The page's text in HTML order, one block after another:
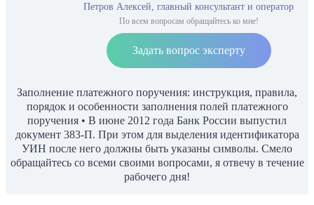
Петров Алексей, главный консультант и оператор
По всем вопросам обращайтесь ко мне!
Задать вопрос эксперту
Заполнение платежного поручения: инструкция, правила,
порядок и особенности заполнения полей платежного
поручения • В июне 2012 года Банк России выпустил
документ 383-П. При этом для выделения идентификатора
УИН после него должны быть указаны символы. Смело
обращайтесь со всеми своими вопросами, я отвечу в течение
рабочего дня!